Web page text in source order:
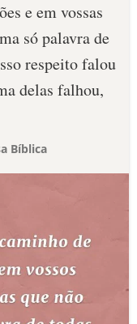
e em vossas
só palavra de
respeito falou
delas falhou,
Bíblica